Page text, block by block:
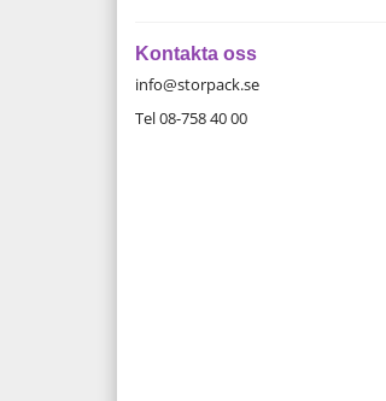
Kontakta oss
info@storpack.se
Tel 08-758 40 00